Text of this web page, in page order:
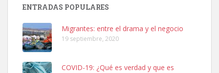
Leales.org » Gran Canaria
ENTRADAS POPULARES
Migrantes: entre el drama y el negocio
19 septiembre, 2020
COVID-19: ¿Qué es verdad y que es